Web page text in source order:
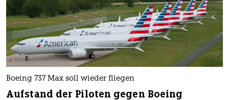
Boeing 737 Max soll wieder fliegen
Aufstand der Piloten gegen Boeing